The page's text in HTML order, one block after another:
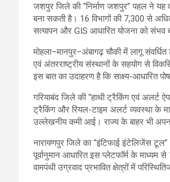
जशपुर जिले की “निर्माण जशपुर” पहल ने यह
बना सकती है। 16 विभागों की 7,300 से
सत्यापन और GIS आधारित योजना को संभव
मोहला–मानपुर–अंबागढ़ चौकी में लागू
एवं अंतरराष्ट्रीय संस्थानों के सहयोग से
इस बात का उदाहरण है कि साक्ष्य-आधारित
गरियाबंद जिले की “हाथी ट्रैकिंग एवं
ट्रैकिंग और रियल-टाइम अलर्ट व्यवस्था के
उल्लेखनीय कमी आई। राज्य के बाहर भी
नारायणपुर जिले का “इंटिफाई इंटेलिजेंस
पूर्वानुमान आधारित इस प्लेटफॉर्म के
वामपंथी उग्रवाद प्रभावित क्षेत्रों में